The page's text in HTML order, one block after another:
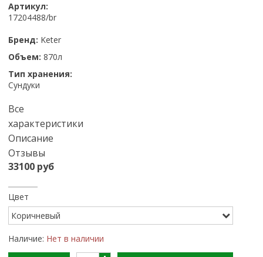
Артикул:
17204488/br
Бренд: Keter
Объем: 870л
Тип хранения:
Сундуки
Все
характеристики
Описание
Отзывы
33100 руб
Цвет
Наличие: Нет в наличии